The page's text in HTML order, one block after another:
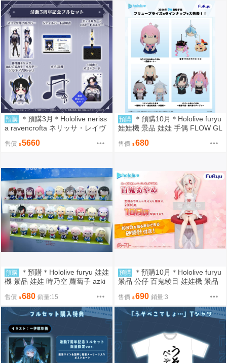
預購
＊預購3月＊Hololive neriss
a ravencrofta ネリッサ・レイヴ
套組 (已訂購)
售價 5660
預購
＊預購10月＊Hololive furyu
娃娃機 景品 娃娃 手偶 FLOW GL
售價 680
預購
＊預購＊Hololive furyu 娃娃
機 景品 娃娃 時乃空 蘿蔔子 azki
白上 大神 貓又 戌神 兔田 不知火
白銀 船長 綿羊 常闇 姬森 菈米 n
ene 獅白 尾丸 拉普 琉依 博衣 風
真
售價 680 銷量:15
預購
＊預購10月＊Hololive furyu
景品 公仔 百鬼綾目 娃娃機 景品
售價 690 銷量:3